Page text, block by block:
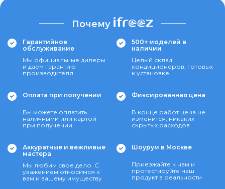
Почему
Гарантийное
обслуживание
Мы официальные дилеры
и даем гарантию
производителя
500+ моделей в
наличии
Целый склад
кондиционеров, готовых
к установке
Оплата при получении
Вы можете оплатить
наличными или картой
при получении
Фиксированная цена
В конце работ цена не
изменится, никаких
скрытых расходов
Аккуратные и вежливые
мастера
Мы любим свое дело. С
уважением относимся к
вам и вашему имуществу
Шоурум в Москве
Приезжайте к нам и
протестируйте наш
продукт в реальности